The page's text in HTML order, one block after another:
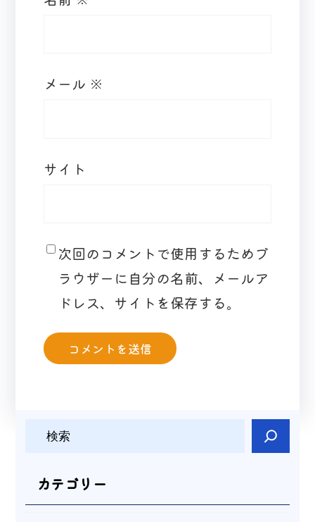
メール ※
サイト
次回のコメントで使用するためブ
ラウザーに自分の名前、メールア
ドレス、サイトを保存する。
カテゴリー